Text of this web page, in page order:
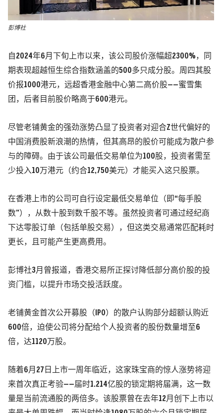
彭博社
自2024年6月下旬上市以来，该公司股价涨幅超2300%，同
期表现超越恒生综合指数涵盖的500多只成分股。周四其股
价报1000港元，远超香港金融中心第二高价股——蜜雪集
团，后者目前股价略高于600港元。
尽管老铺黄金的强劲涨势凸显了投资者对迎合Z世代偏好的
中国消费股新浪潮的热情，但其高昂的股价可能成为散户参
与的障碍。由于该公司最低交易单位为100股，投资者需至
少投入10万港元（约合12,750美元）才能买入这只股票。
在香港上市的公司可自行设定最低交易单位（即“每手股
数”），从数十股到数千股不等。虽然投资者可通过经纪商
下达零股订单（包括单股交易），但这类交易通常匹配耗时
更长，且可能产生更高费用。
彭博社3月曾报道，香港交易所正探讨降低部分高价股的投
资门槛，以提升市场交投活跃度。
老铺黄金首次公开募股（IPO）的散户认购部分超额认购近
600倍，迫使公司将分配给个人投资者的股份数量增至6
倍，达1120万股。
随着6月27日上市一周年临近，这家珠宝商的惊人涨势将迎
来首次真正考验——届时1.214亿股的锁定期将届满，这一数
量是当前流通股的两倍多。该股票曾在去年12月创下上市以